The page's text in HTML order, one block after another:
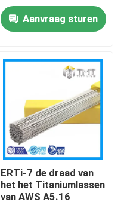
Aanvraag sturen
ERTi-7 de draad van
het het Titaniumlassen
van AWS A5.16